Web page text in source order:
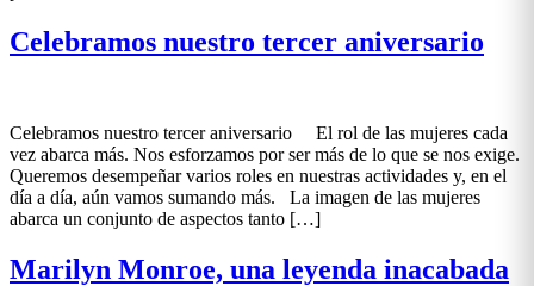
Celebramos nuestro tercer aniversario
Celebramos nuestro tercer aniversario El rol de las mujeres cada
vez abarca más. Nos esforzamos por ser más de lo que se nos exige.
Queremos desempeñar varios roles en nuestras actividades y, en el
día a día, aún vamos sumando más. La imagen de las mujeres
abarca un conjunto de aspectos tanto […]
Marilyn Monroe, una leyenda inacabada